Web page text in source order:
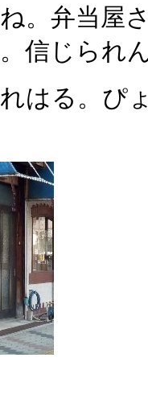
。弁当屋
信じら
はる。ぴ